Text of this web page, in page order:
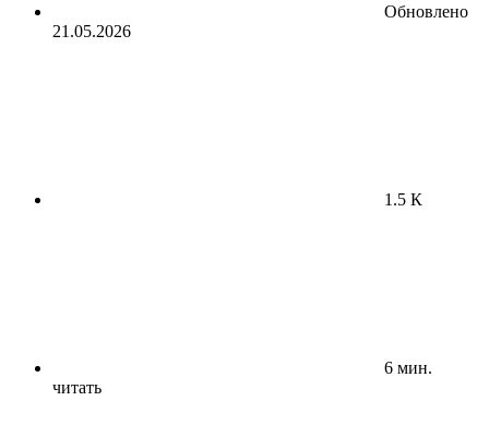
Обновлено
21.05.2026
1.5 К
6 мин.
читать